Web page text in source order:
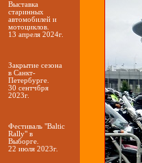
Выставка
старинных
автомобилей и
мотоциклов.
13 апреля 2024г.
Закрытие сезона
в Санкт-
Петербурге.
30 сентчбря
2023г.
Фестиваль "Baltic
Rally" в
Выборге.
22 июля 2023г.